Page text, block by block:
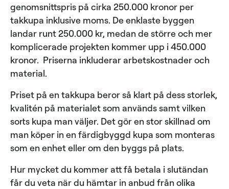
genomsnittspris på cirka 250.000 kronor per
takkupa inklusive moms. De enklaste byggen
landar runt 250.000 kr, medan de större och mer
komplicerade projekten kommer upp i 450.000
kronor. Priserna inkluderar arbetskostnader och
material.
Priset på en takkupa beror så klart på dess storlek,
kvalitén på materialet som används samt vilken
sorts kupa man väljer. Det gör en stor skillnad om
man köper in en färdigbyggd kupa som monteras
som en enhet eller om den byggs på plats.
Hur mycket du kommer att få betala i slutändan
får du veta när du hämtar in anbud från olika